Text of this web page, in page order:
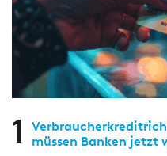
1
müssen Banken jetzt